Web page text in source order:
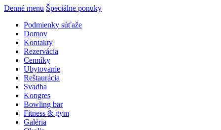
Denné menu Špeciálne ponuky
Podmienky súťaže
Domov
Kontakty
Rezervácia
Cenníky
Ubytovanie
Reštaurácia
Svadba
Kongres
Bowling bar
Fitness & gym
Galéria